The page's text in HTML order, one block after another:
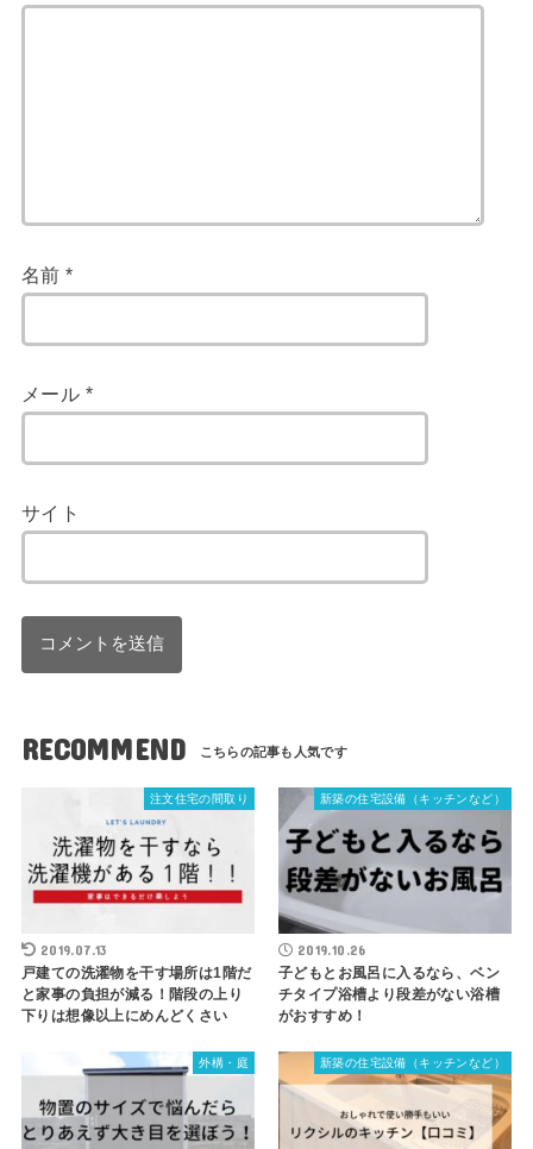
名前*
メール *
サイト
RECOMMEND
注文住宅の間取り
2019.07.13
戸建ての洗濯物を干す場所は1階だ
と家事の負担が減る！階段の上り
下りは想像以上にめんどくさい
新築の住宅設備（キッチンなど）
2019.10.26
子どもとお風呂に入るなら、ベン
チタイプ浴槽より段差がない浴槽
がおすすめ！
外構・庭 新築の住宅設備（キッチンなど）